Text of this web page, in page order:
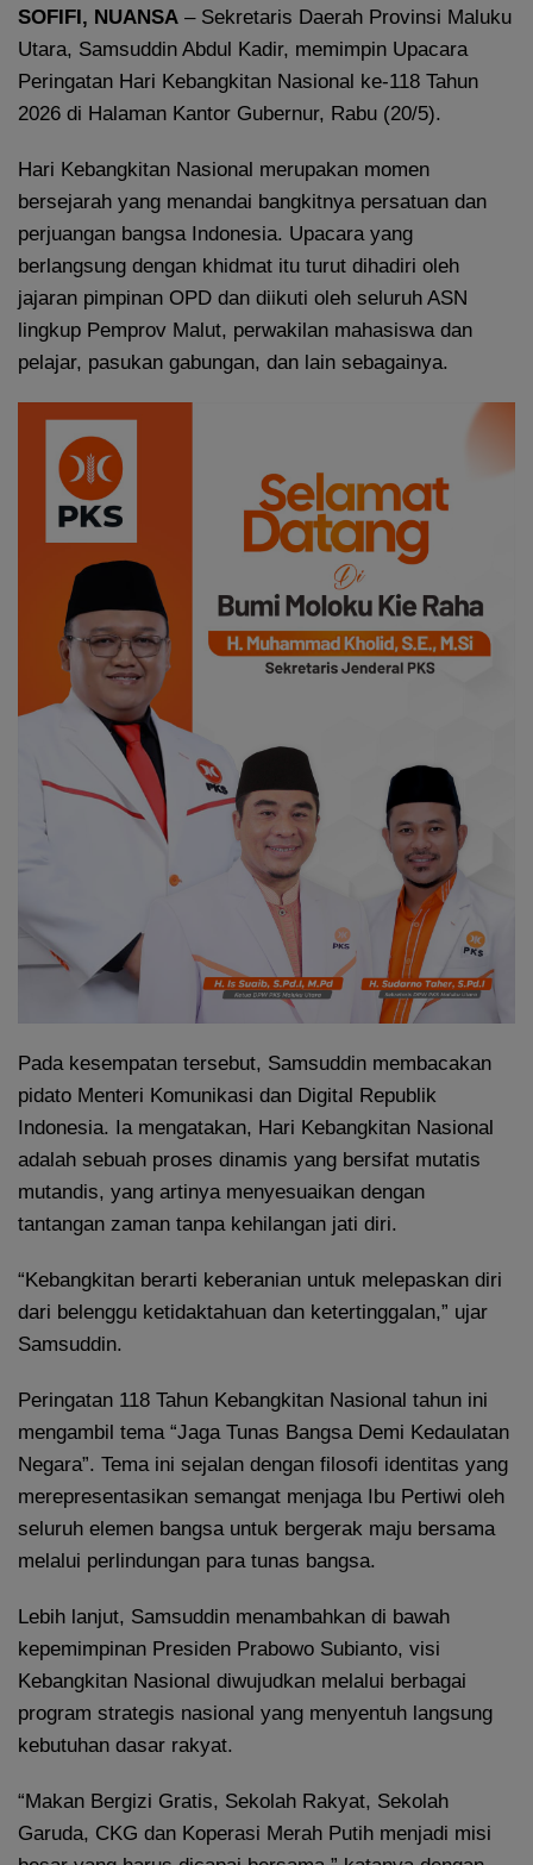
SOFIFI, NUANSA – Sekretaris Daerah Provinsi Maluku
Utara, Samsuddin Abdul Kadir, memimpin Upacara
Peringatan Hari Kebangkitan Nasional ke-118 Tahun
2026 di Halaman Kantor Gubernur, Rabu (20/5).
Hari Kebangkitan Nasional merupakan momen
bersejarah yang menandai bangkitnya persatuan dan
perjuangan bangsa Indonesia. Upacara yang
berlangsung dengan khidmat itu turut dihadiri oleh
jajaran pimpinan OPD dan diikuti oleh seluruh ASN
lingkup Pemprov Malut, perwakilan mahasiswa dan
pelajar, pasukan gabungan, dan lain sebagainya.
Pada kesempatan tersebut, Samsuddin membacakan
pidato Menteri Komunikasi dan Digital Republik
Indonesia. Ia mengatakan, Hari Kebangkitan Nasional
adalah sebuah proses dinamis yang bersifat mutatis
mutandis, yang artinya menyesuaikan dengan
tantangan zaman tanpa kehilangan jati diri.
“Kebangkitan berarti keberanian untuk melepaskan diri
dari belenggu ketidaktahuan dan ketertinggalan,” ujar
Samsuddin.
Peringatan 118 Tahun Kebangkitan Nasional tahun ini
mengambil tema “Jaga Tunas Bangsa Demi Kedaulatan
Negara”. Tema ini sejalan dengan filosofi identitas yang
merepresentasikan semangat menjaga Ibu Pertiwi oleh
seluruh elemen bangsa untuk bergerak maju bersama
melalui perlindungan para tunas bangsa.
Lebih lanjut, Samsuddin menambahkan di bawah
kepemimpinan Presiden Prabowo Subianto, visi
Kebangkitan Nasional diwujudkan melalui berbagai
program strategis nasional yang menyentuh langsung
kebutuhan dasar rakyat.
“Makan Bergizi Gratis, Sekolah Rakyat, Sekolah
Garuda, CKG dan Koperasi Merah Putih menjadi misi